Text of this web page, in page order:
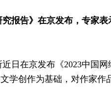
究报告》在京发布，专家
日在京发布《2023中国
学创作为基础，对作家